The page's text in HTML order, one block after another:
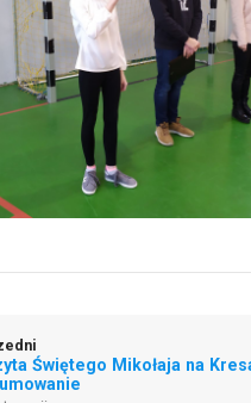
Świętego Mikołaja na